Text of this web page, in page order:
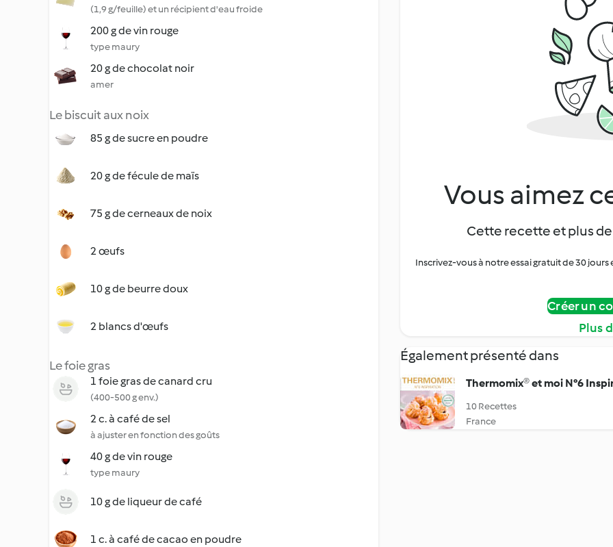
(1,9 g/feuille) et un récipient d'eau froide
200 g de vin rouge
type maury
20 g de chocolat noir
amer
Le biscuit aux noix
85 g de sucre en poudre
20 g de fécule de maïs
75 g de cerneaux de noix
2 œufs
10 g de beurre doux
2 blancs d'œufs
Le foie gras
1 foie gras de canard cru
(400-500 g env.)
2 c. à café de sel
à ajuster en fonction des goûts
40 g de vin rouge
type maury
10 g de liqueur de café
1 c. à café de cacao en poudre
Vous aimez
Cette recette et plus
Inscrivez-vous à notre essai gratuit de 30
Créer un
Plus
Également présenté dans
Thermomix® et moi N°6
10 Recettes
France